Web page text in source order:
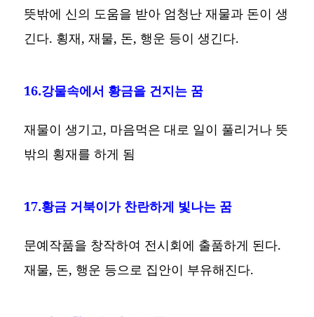
뜻밖에 신의 도움을 받아 엄청난 재물과 돈이 생
긴다. 횡재, 재물, 돈, 행운 등이 생긴다.
16.강물속에서 황금을 건지는 꿈
재물이 생기고, 마음먹은 대로 일이 풀리거나 뜻
밖의 횡재를 하게 됨
17.황금 거북이가 찬란하게 빛나는 꿈
문예작품을 창작하여 전시회에 출품하게 된다.
재물, 돈, 행운 등으로 집안이 부유해진다.